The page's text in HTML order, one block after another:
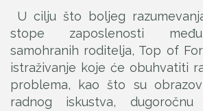
U cilju što boljeg
stope zaposlenosti
samohranih roditelja, Top of
istraživanje koje će obuhvatiti
problema, kao što su
radnog iskustva, dugoročnu